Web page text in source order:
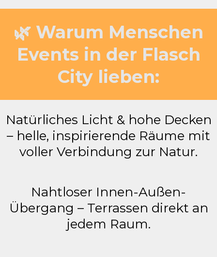
🌿 Warum Menschen
Events in der Flasch
City lieben:
Natürliches Licht & hohe Decken
– helle, inspirierende Räume mit
voller Verbindung zur Natur.
Nahtloser Innen-Außen-
Übergang – Terrassen direkt an
jedem Raum.